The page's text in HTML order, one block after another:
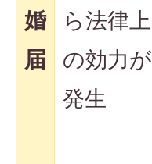
婚
届
ら法律上
の効力が
発生